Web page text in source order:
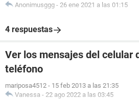
Anonimusggg - 26 ene 2021 a las 01:15
4 respuestas
Ver los mensajes del celular
teléfono
mariposa4512 - 15 feb 2013 a las 21:35
Vanessa - 22 ago 2022 a las 03:45